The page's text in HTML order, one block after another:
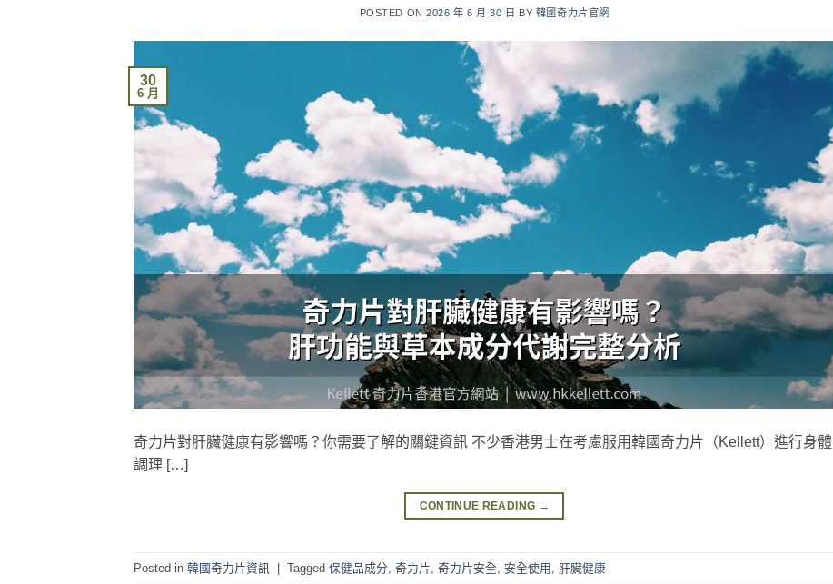
POSTED ON2026 年 6 月 30 日 BY 韓國奇力片官網
30
6 月
奇力片對肝臟健康有影響嗎？你需要了解的關鍵資訊 不少香港男士在考慮服用韓國奇力片（Kellett）進行身體
調理 […]
CONTINUE READING →
Posted in 韓國奇力片資訊 | Tagged 保健品成分 奇力片 奇力片安全 安全使用 肝臟健康